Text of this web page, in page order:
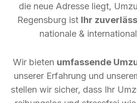
die neue Adresse liegt,
Regensburg ist Ihr
nationale &
Wir bieten umfassende
unserer Erfahrung und
stellen wir sicher, dass Ihr